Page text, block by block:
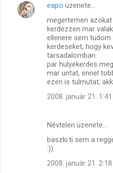
g
eapo üzenete…
megertemen azokat
kerdezzen mar
ellenere sem
kerdeseket, hogy
tarsadalomban.
par hulyekerdes
mar untat, ennel
ezen is tulmutat,
2008. január 21. 1:41
Névtelen üzenete…
baszki.ti sem a
:))
2008. január 21. 2:18